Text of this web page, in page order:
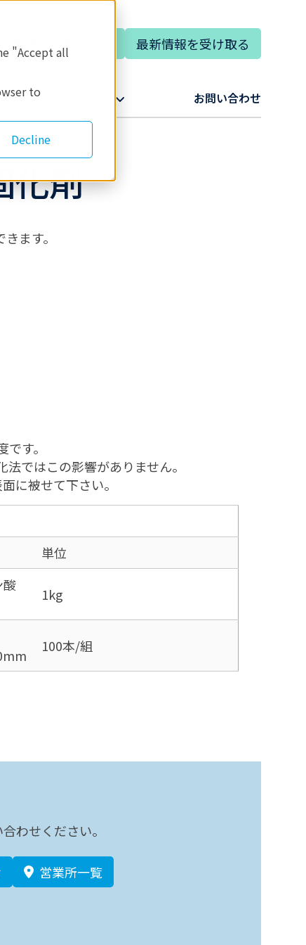
"Accept all
to
Decline
専門家に相談する 最新情報を受け取る
リガクについて​ お問い合わせ​
化剤
ます。
す。
ではこの影響がありません。
に被せて下さい。
単位
酸
1kg
100本/組
わせください。
営業所一覧